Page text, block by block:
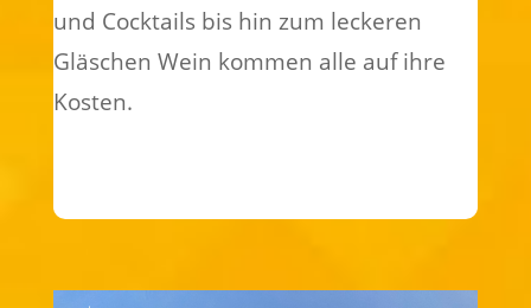
und Cocktails bis hin zum leckeren
Gläschen Wein kommen alle auf ihre
Kosten.